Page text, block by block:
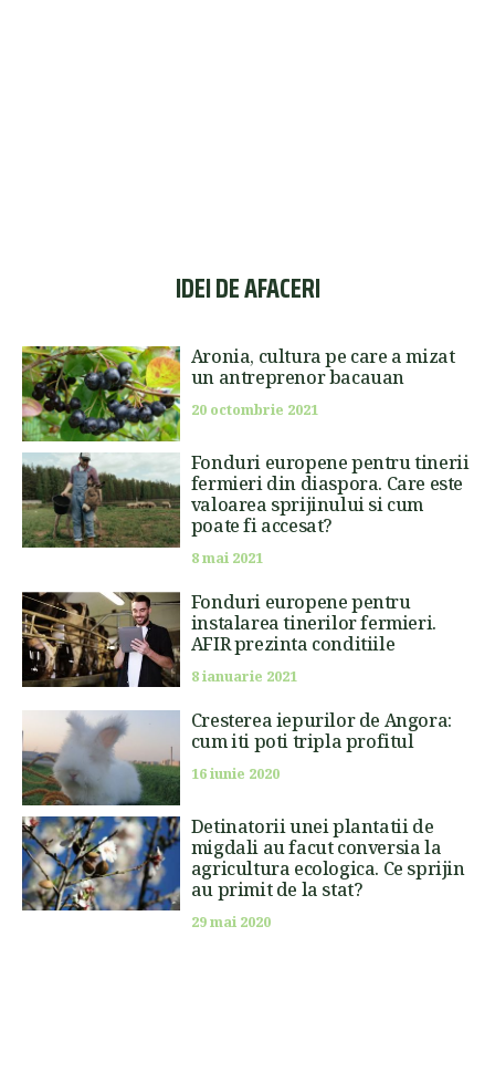
IDEI DE AFACERI
Aronia, cultura pe care a mizat
un antreprenor bacauan
20 octombrie 2021
Fonduri europene pentru tinerii
fermieri din diaspora. Care este
valoarea sprijinului si cum
poate fi accesat?
8 mai 2021
Fonduri europene pentru
instalarea tinerilor fermieri.
AFIR prezinta conditiile
8 ianuarie 2021
Cresterea iepurilor de Angora:
cum iti poti tripla profitul
16 iunie 2020
Detinatorii unei plantatii de
migdali au facut conversia la
agricultura ecologica. Ce sprijin
au primit de la stat?
29 mai 2020